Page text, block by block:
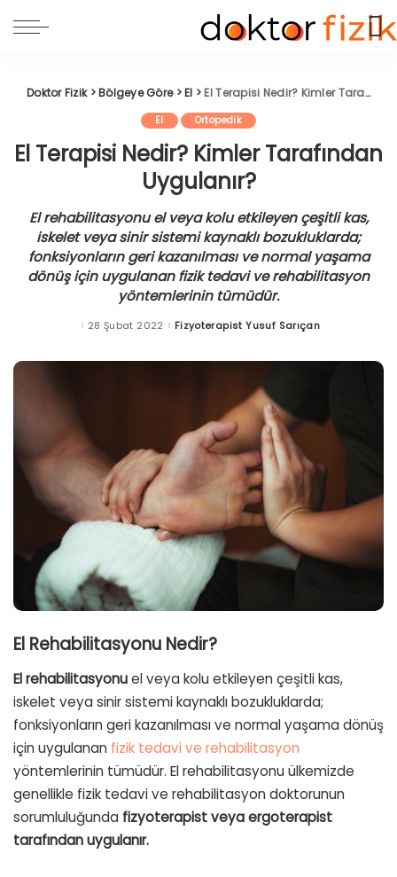
Doktor Fizik>Bölgeye Göre>El > El Terapisi Nedir? Kimler Tarafından Uygulanır?
El Ortopedik
El Terapisi Nedir? Kimler Tarafından
Uygulanır?
El rehabilitasyonu el veya kolu etkileyen çeşitli kas,
iskelet veya sinir sistemi kaynaklı bozukluklarda;
fonksiyonların geri kazanılması ve normal yaşama
dönüş için uygulanan fizik tedavi ve rehabilitasyon
yöntemlerinin tümüdür.
28 Şubat 2022 Posted
Fizyoterapist Yusuf Sarıçan
El Rehabilitasyonu Nedir?
El rehabilitasyonuel veya kolu etkileyen çeşitli kas,
iskelet veya sinir sistemi kaynaklı bozukluklarda;
fonksiyonların geri kazanılması ve normal yaşama dönüş
için uygulanan fizik tedavi ve rehabilitasyon
yöntemlerinin tümüdür. El rehabilitasyonu ülkemizde
genellikle fizik tedavi ve rehabilitasyon doktorunun
sorumluluğunda fizyoterapist veya ergoterapist
tarafından uygulanır.